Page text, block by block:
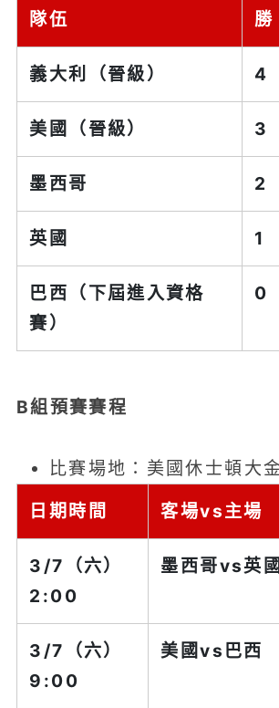
隊伍 勝
義大利（晉級） 4
美國（晉級） 3
墨西哥 2
英國 1
巴西（下屆進入資格
賽）
0
B組預賽賽程
比賽場地：美國休士頓大
日期時間
客場vs主場
3/7（六）
2:00
墨西哥vs英國
3/7（六）
9:00
美國vs巴西